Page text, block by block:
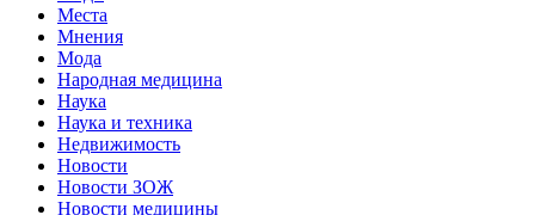
Места
Мнения
Мода
Народная медицина
Наука
Наука и техника
Недвижимость
Новости
Новости ЗОЖ
Новости медицины